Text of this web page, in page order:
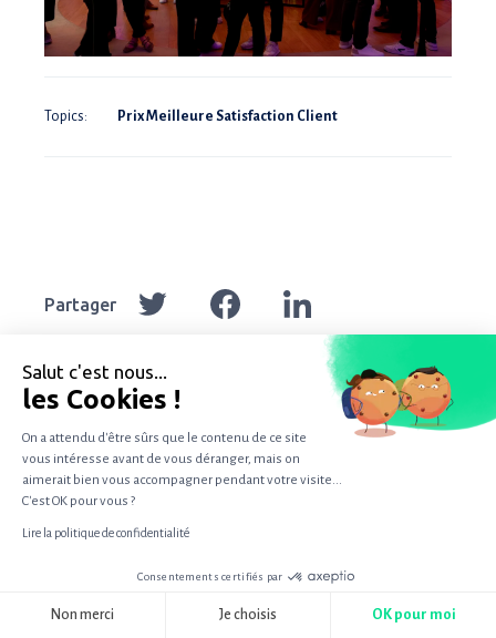
Topics: Prix Meilleure Satisfaction Client
Partager
sur
Partager
sur
Partager
sur
LinkedIn
Articles en liens
l’édition
Retour sur l’édition 2022
Salut c'est nous...
les Cookies !
On a attendu d'être sûrs que le contenu de ce site
vous intéresse avant de vous déranger, mais on
aimerait bien vous accompagner pendant votre visite...
C'est OK pour vous ?
Lire la politique de confidentialité
Consentements certifiés par
Non merci Je choisis OK pour moi